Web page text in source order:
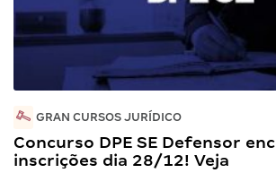
GRAN CURSOS JURÍDICO
Concurso DPE SE Defensor
inscrições dia 28/12! Veja